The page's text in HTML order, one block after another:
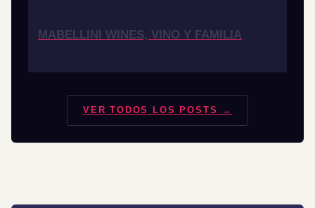
MABELLINI WINES, VINO Y FAMILIA
VER TODOS LOS POSTS →